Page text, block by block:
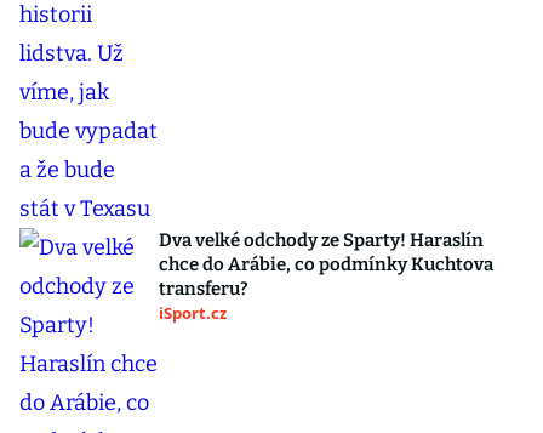
Dva velké odchody ze Sparty! Haraslín
chce do Arábie, co podmínky Kuchtova
transferu?
iSport.cz